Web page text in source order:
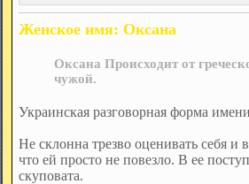
Женское имя: Оксана
Оксана Происходит от
чужой.
Украинская разговорная форма
Не склонна трезво оценивать себя
что ей просто не повезло. В ее
скуповата.